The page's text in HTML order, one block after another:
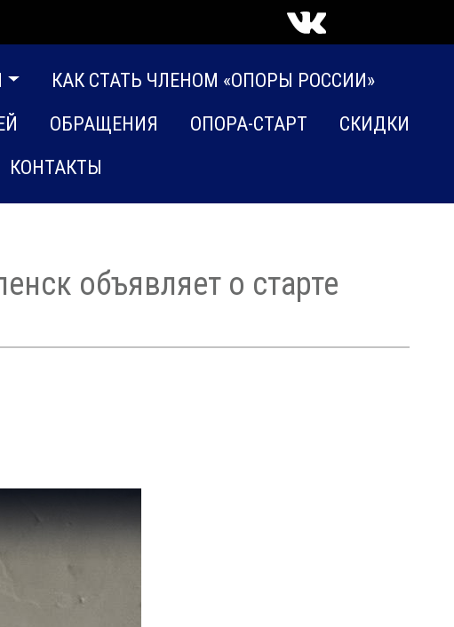
КАК СТАТЬ ЧЛЕНОМ «ОПОРЫ РОССИИ»
ОБРАЩЕНИЯ ОПОРА-СТАРТ
СКИДКИ
КОНТАКТЫ
объявляет о старте